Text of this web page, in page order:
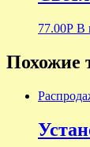
77.00Р В
Похожие